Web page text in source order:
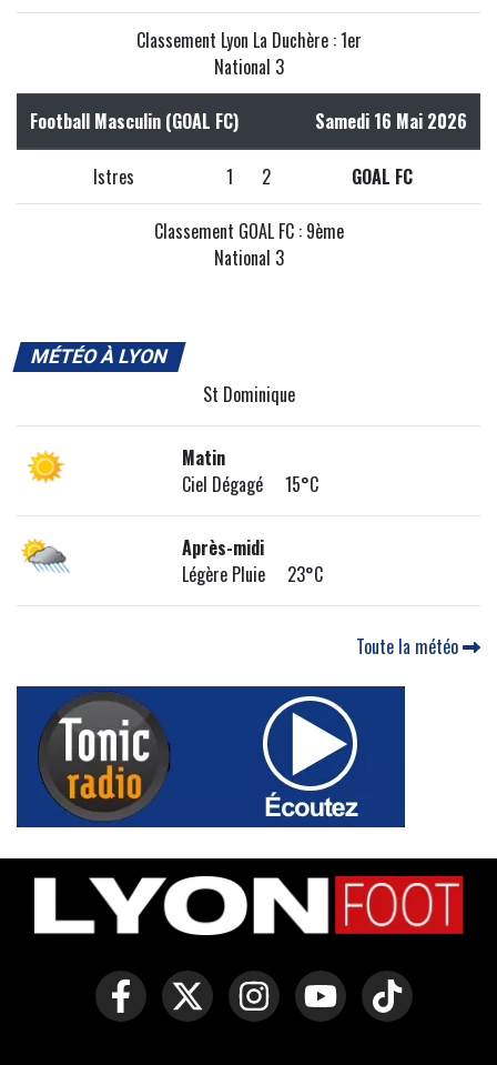
Classement Lyon La Duchère : 1er
National 3
Football Masculin (GOAL FC) Samedi 16 Mai 2026
Istres 1 2 GOAL FC
Classement GOAL FC : 9ème
National 3
MÉTÉO À LYON
St Dominique
Matin
Ciel Dégagé 15°C
Après-midi
Légère Pluie 23°C
Toute la météo